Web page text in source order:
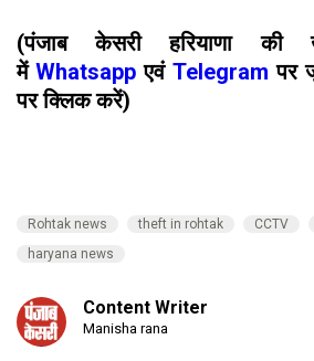
(पंजाब केसरी हरियाणा
में Whatsappएवं Telegram पर
पर क्लिक करें)
Rohtak news theft in rohtak CCTV
haryana news
Content Writer
Manisha rana